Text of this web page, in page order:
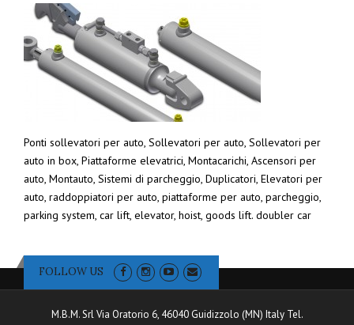
Ponti sollevatori per auto, Sollevatori per auto, Sollevatori per
auto in box, Piattaforme elevatrici, Montacarichi, Ascensori per
auto, Montauto, Sistemi di parcheggio, Duplicatori, Elevatori per
auto, raddoppiatori per auto, piattaforme per auto, parcheggio,
parking system, car lift, elevator, hoist, goods lift. doubler car
FOLLOW US
M.B.M. Srl Via Oratorio 6, 46040 Guidizzolo (MN) Italy Tel.